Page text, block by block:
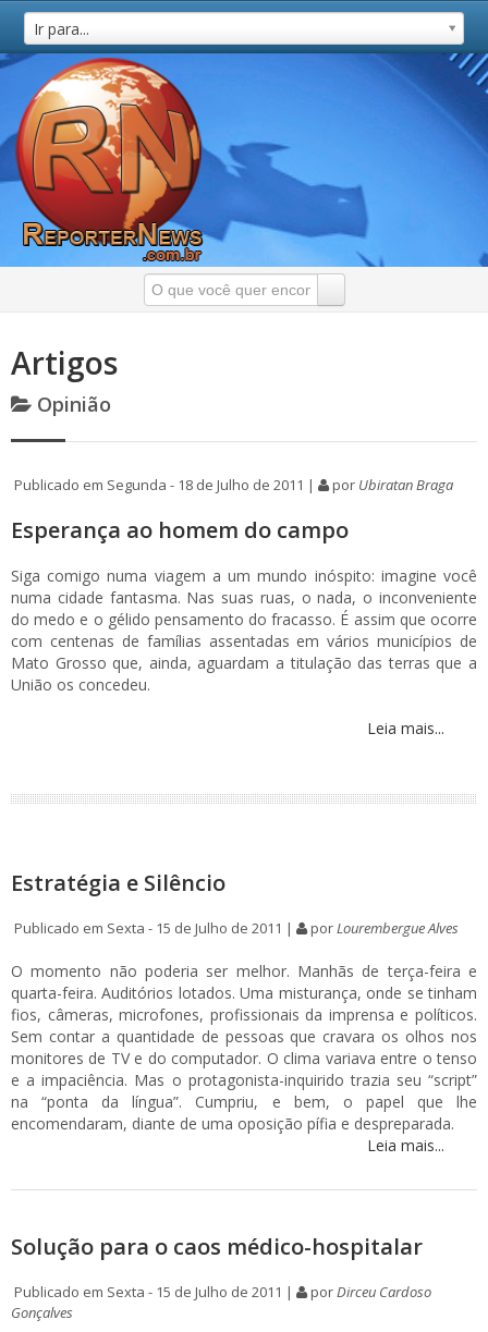
Ir para...
Artigos
Opinião
Publicado em Segunda - 18 de Julho de 2011 | por Ubiratan Braga
Esperança ao homem do campo
Siga comigo numa viagem a um mundo inóspito: imagine você
numa cidade fantasma. Nas suas ruas, o nada, o inconveniente
do medo e o gélido pensamento do fracasso. É assim que ocorre
com centenas de famílias assentadas em vários municípios de
Mato Grosso que, ainda, aguardam a titulação das terras que a
União os concedeu.
Leia mais...
Estratégia e Silêncio
Publicado em Sexta - 15 de Julho de 2011 | porLourembergue Alves
O momento não poderia ser melhor. Manhãs de terça-feira e
quarta-feira. Auditórios lotados. Uma misturança, onde se tinham
fios, câmeras, microfones, profissionais da imprensa e políticos.
Sem contar a quantidade de pessoas que cravara os olhos nos
monitores de TV e do computador. O clima variava entre o tenso
e a impaciência. Mas o protagonista-inquirido trazia seu “script”
na “ponta da língua”. Cumpriu, e bem, o papel que lhe
encomendaram, diante de uma oposição pífia e despreparada.
Leia mais...
Solução para o caos médico-hospitalar
Publicado em Sexta - 15 de Julho de 2011 | porDirceu Cardoso
Gonçalves